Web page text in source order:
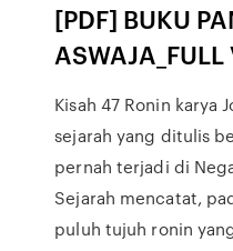
[PDF] BUKU
Kisah 47 Ronin karya
sejarah yang ditulis
pernah terjadi di
Sejarah mencatat,
puluh tujuh ronin